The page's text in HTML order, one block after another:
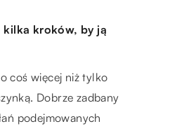
księgowe – jak może
biznesu?
to jeden z
prowadzenia
biznesu. Proces
kroków, by ją
coś więcej niż tylko
Dobrze zadbany
podejmowanych
styl. W ofertach
różne firmy znajduje
[…]